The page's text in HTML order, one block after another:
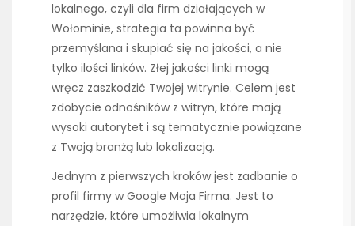
lokalnego, czyli dla firm działających w
Wołominie, strategia ta powinna być
przemyślana i skupiać się na jakości, a nie
tylko ilości linków. Złej jakości linki mogą
wręcz zaszkodzić Twojej witrynie. Celem jest
zdobycie odnośników z witryn, które mają
wysoki autorytet i są tematycznie powiązane
z Twoją branżą lub lokalizacją.
Jednym z pierwszych kroków jest zadbanie o
profil firmy w Google Moja Firma. Jest to
narzędzie, które umożliwia lokalnym